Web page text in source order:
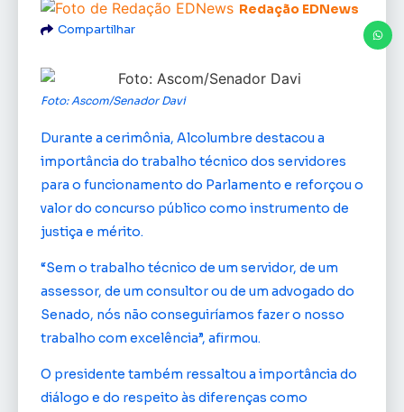
Redação EDNews
Compartilhar
Foto: Ascom/Senador Davi
Durante a cerimônia, Alcolumbre destacou a
importância do trabalho técnico dos servidores
para o funcionamento do Parlamento e reforçou o
valor do concurso público como instrumento de
justiça e mérito.
“Sem o trabalho técnico de um servidor, de um
assessor, de um consultor ou de um advogado do
Senado, nós não conseguiríamos fazer o nosso
trabalho com excelência”, afirmou.
O presidente também ressaltou a importância do
diálogo e do respeito às diferenças como